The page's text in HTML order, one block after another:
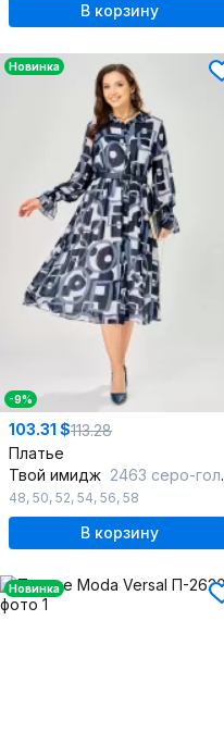
В корзину
Новинка
-9%
103.31 $113.28
Платье
Твой имидж 2463 серо-голубой_с_принтом
48, 50, 52, 54, 56, 58
В корзину
Новинка